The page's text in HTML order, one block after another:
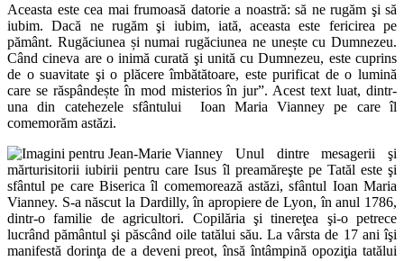
Aceasta este cea mai frumoasă datorie a noastră: să ne rugăm şi să
iubim. Dacă ne rugăm şi iubim, iată, aceasta este fericirea pe
pământ. Rugăciunea și numai rugăciunea ne unește cu Dumnezeu.
Când cineva are o inimă curată şi unită cu Dumnezeu, este cuprins
de o suavitate şi o plăcere îmbătătoare, este purificat de o lumină
care se răspândește în mod misterios în jur”. Acest text luat, dintr-
una din catehezele sfântului Ioan Maria Vianney pe care îl
comemorăm astăzi.
Unul dintre mesagerii şi
mărturisitorii iubirii pentru care Isus îl preamăreşte pe Tatăl este şi
sfântul pe care Biserica îl comemorează astăzi, sfântul Ioan Maria
Vianney. S-a născut la Dardilly, în apropiere de Lyon, în anul 1786,
dintr-o familie de agricultori. Copilăria şi tinereţea şi-o petrece
lucrând pământul şi păscând oile tatălui său. La vârsta de 17 ani îşi
manifestă dorinţa de a deveni preot, însă întâmpină opoziţia tatălui